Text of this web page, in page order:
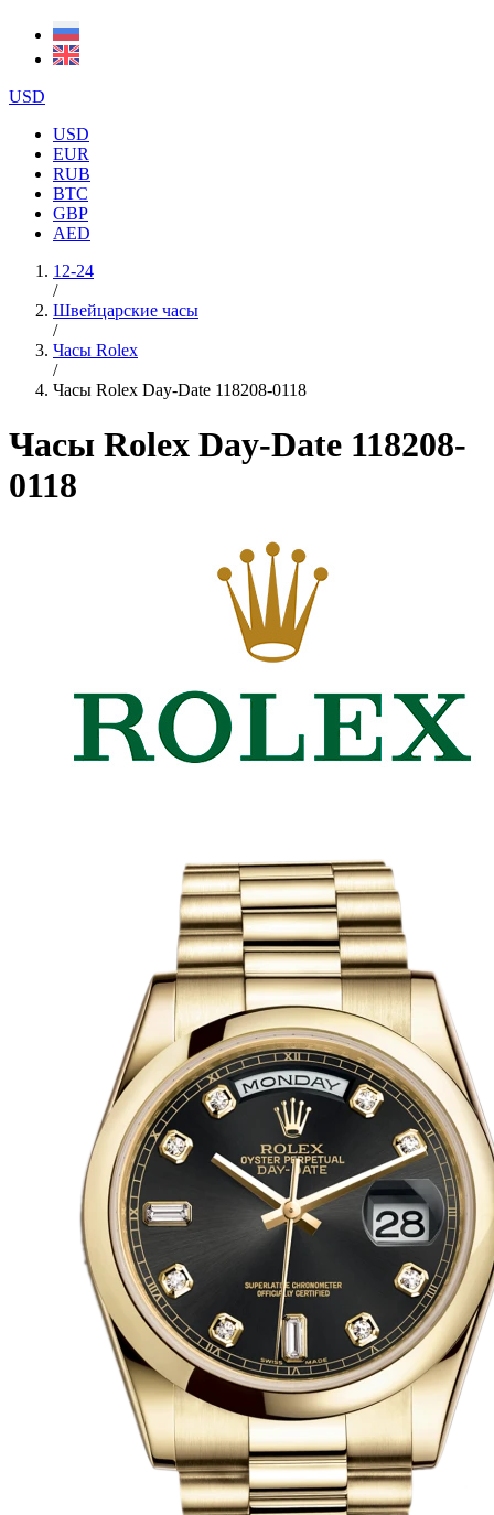
USD
USD
EUR
RUB
BTC
GBP
AED
12-24
/
Швейцарские часы
/
Часы Rolex
/
Часы Rolex Day-Date 118208-0118
Часы Rolex Day-Date 118208-
0118